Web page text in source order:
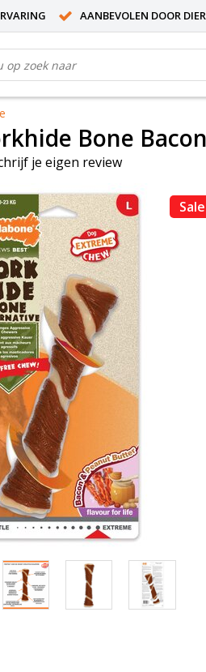
AANBEVOLEN DOOR
Bone
je eigen review
Sale